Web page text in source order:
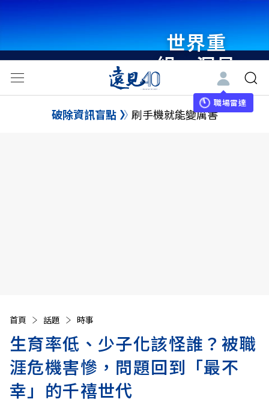
世界重
組・洞見
未來 與
世界領袖
職場雷達
破除資訊盲點 刷手機就能變厲害
首頁 話題 時事
生育率低、少子化該怪誰？被職
涯危機害慘，問題回到「最不
幸」的千禧世代